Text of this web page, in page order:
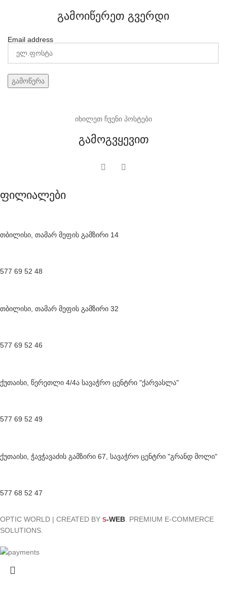
გამოიწერეთ გვერდი
Email address
იხილეთ ჩვენი პოსტები
გამოგვყევით
ფილიალები
თბილისი, თამარ მეფის გამზირი 14
577 69 52 48
თბილისი, თამარ მეფის გამზირი 32
577 69 52 46
ქუთაისი, წერეთლი 4/4ა სავაჭრო ცენტრი "ქარვასლა"
577 69 52 49
ქუთაისი, ჭავჭავაძის გამზირი 67, სავაჭრო ცენტრი "გრანდ მოლი"
577 68 52 47
OPTIC WORLD | CREATED BY S-WEB . PREMIUM E-COMMERCE
SOLUTIONS.